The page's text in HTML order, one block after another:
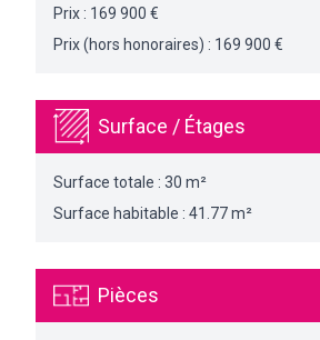
Prix : 169 900 €
Prix (hors honoraires) : 169 900 €
Surface / Étages
Surface totale : 30 m²
Surface habitable : 41.77 m²
Pièces